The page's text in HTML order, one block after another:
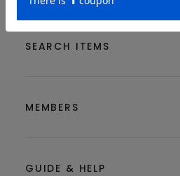
SEARCH ITEMS
MEMBERS
GUIDE & HELP